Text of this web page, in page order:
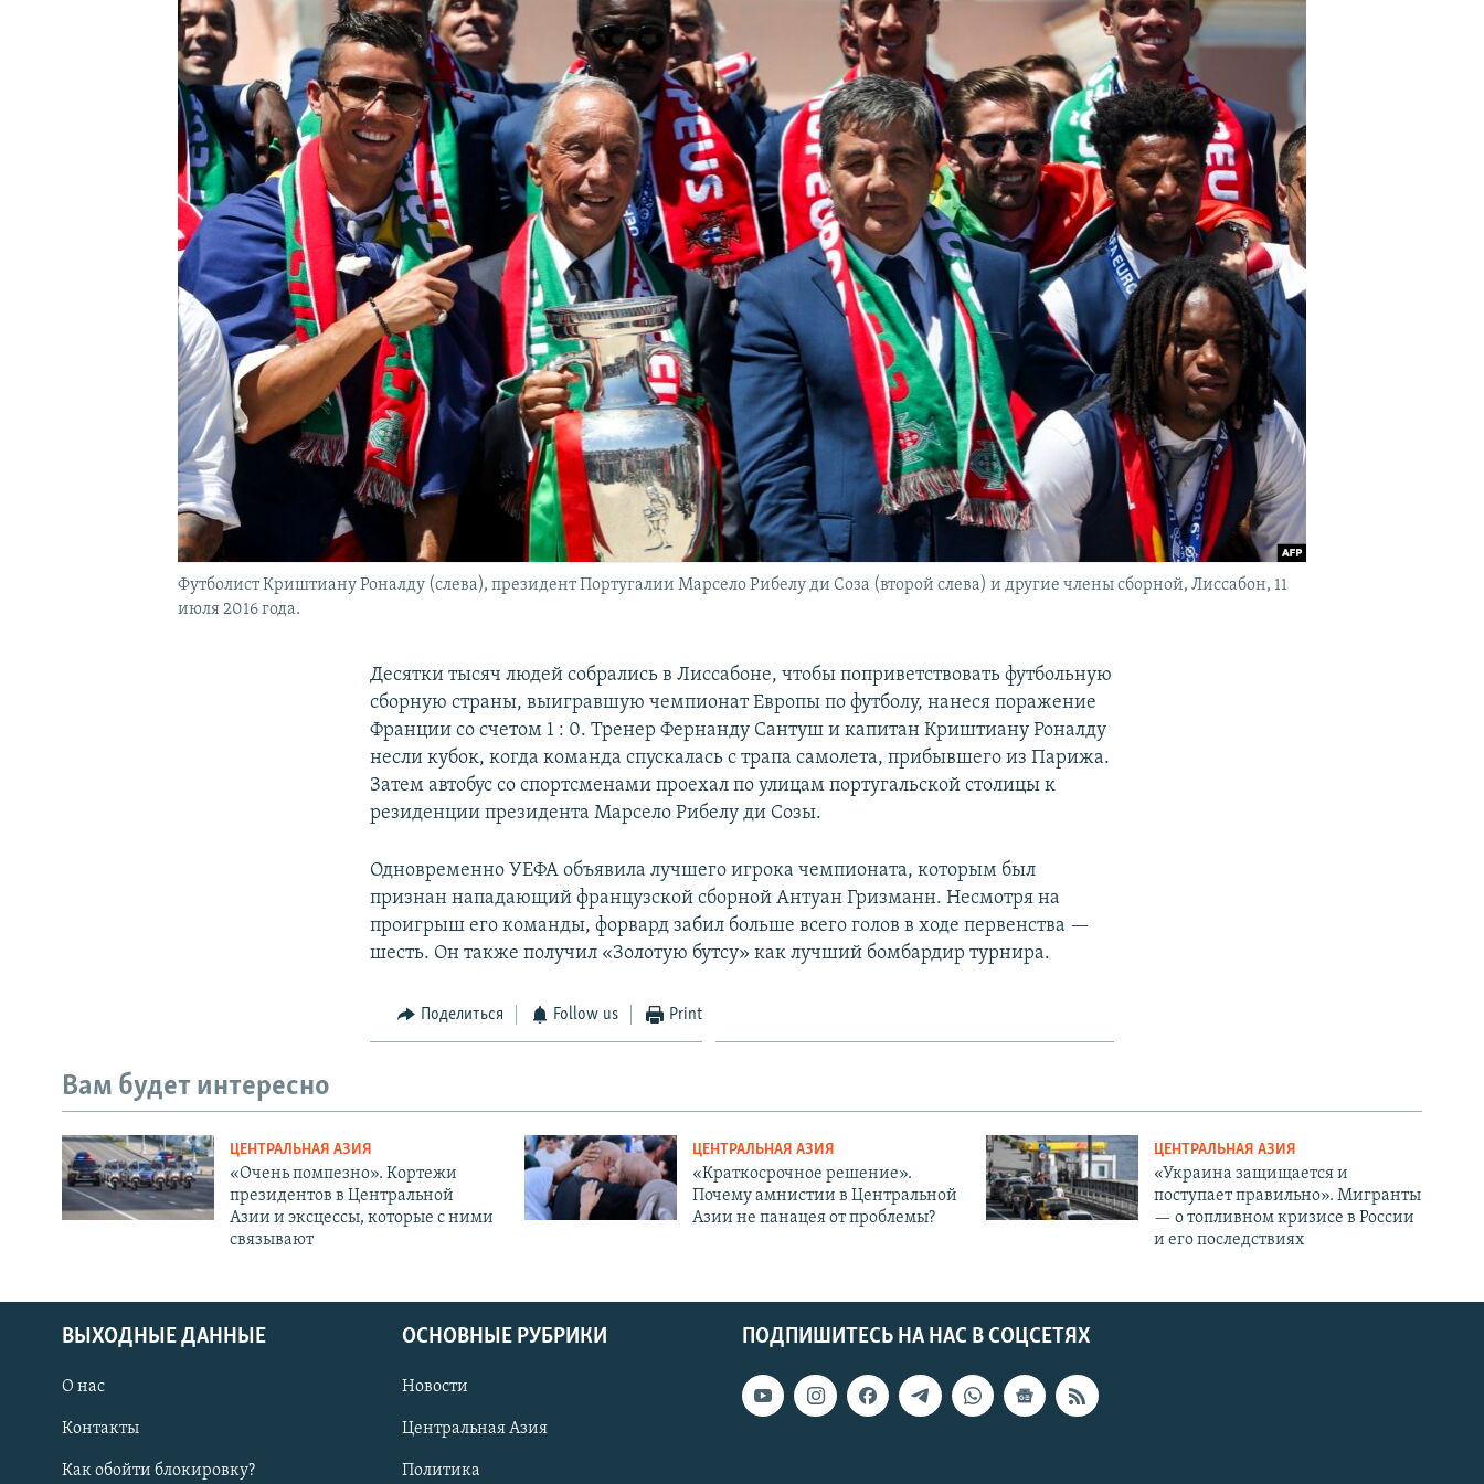
Футболист Криштиану Роналду (слева), президент Португалии Марсело Рибелу ди Соза (второй слева) и другие члены сборной, Лиссабон, 11
июля 2016 года.
Десятки тысяч людей собрались в Лиссабоне, чтобы поприветствовать футбольную
сборную страны, выигравшую чемпионат Европы по футболу, нанеся поражение
Франции со счетом 1 : 0. Тренер Фернанду Сантуш и капитан Криштиану Роналду
несли кубок, когда команда спускалась с трапа самолета, прибывшего из Парижа.
Затем автобус со спортсменами проехал по улицам португальской столицы к
резиденции президента Марсело Рибелу ди Созы.
Одновременно УЕФА объявила лучшего игрока чемпионата, которым был
признан нападающий французской сборной Антуан Гризманн. Несмотря на
проигрыш его команды, форвард забил больше всего голов в ходе первенства —
шесть. Он также получил «Золотую бутсу» как лучший бомбардир турнира.
Поделиться Follow us Print
Вам будет интересно
ЦЕНТРАЛЬНАЯ АЗИЯ
«Очень помпезно». Кортежи
президентов в Центральной
Азии и эксцессы, которые с ними
связывают
ЦЕНТРАЛЬНАЯ АЗИЯ
«Краткосрочное решение».
Почему амнистии в Центральной
Азии не панацея от проблемы?
ЦЕНТРАЛЬНАЯ АЗИЯ
«Украина защищается и
поступает правильно». Мигранты
— о топливном кризисе в России
и его последствиях
ПОДПИШИТЕСЬ НА НАС В СОЦСЕТЯХ
ВЫХОДНЫЕ ДАННЫЕ
О нас
Контакты
Как обойти блокировку?
ОСНОВНЫЕ РУБРИКИ
Новости
Центральная Азия
Политика